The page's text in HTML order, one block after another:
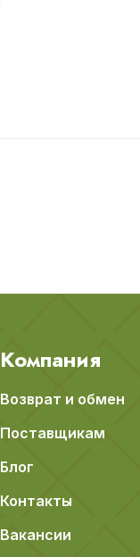
Компания
Возврат и обмен
Поставщикам
Блог
Контакты
Вакансии